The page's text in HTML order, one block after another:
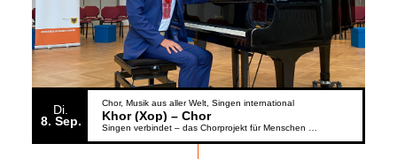
Di.
8 Sep.
Chor Musik aus aller Welt Singen international
Khor (Xop) – Chor
Singen verbindet – das Chorprojekt für Menschen aus der Ukraine